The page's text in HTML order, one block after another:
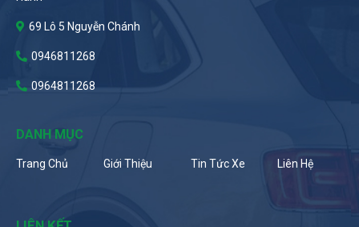
69 Lô 5 Nguyễn Chánh
0946811268
0964811268
DANH MỤC
Trang Chủ Giới Thiệu Tin Tức Xe Liên Hệ